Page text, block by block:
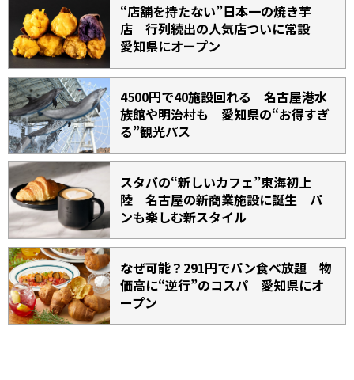
“店舗を持たない”日本一の焼き芋
店 行列続出の人気店ついに常設
愛知県にオープン
4500円で40施設回れる 名古屋港水
族館や明治村も 愛知県の“お得すぎ
る”観光パス
スタバの“新しいカフェ”東海初上
陸 名古屋の新商業施設に誕生 パ
ンも楽しむ新スタイル
なぜ可能？291円でパン食べ放題 物
価高に“逆行”のコスパ 愛知県にオ
ープン